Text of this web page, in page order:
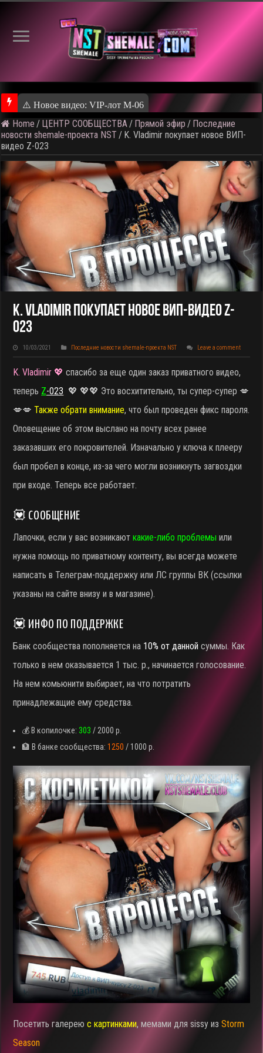
⚠️ Новое видео: VIP-лот M-06
Home / ЦЕНТР СООБЩЕСТВА / Прямой эфир / Последние
новости shemale-проекта NST / K. Vladimir покупает новое ВИП-
видео Z-023
K. Vladimir Покупает Новое ВИП-Видео Z-
023
10/03/2021 Последние новости shemale-проекта NST Leave a comment
K. Vladimir 💖спасибо за еще один заказ приватного видео,
теперь Z-023 💖 💖💖 Это восхитительно, ты супер-супер 💋
💋💋 Также обрати внимание, что был проведен фикс пароля.
Оповещение об этом выслано на почту всех ранее
заказавших его покровителей. Изначально у ключа к плееру
был пробел в конце, из-за чего могли возникнуть загвоздки
при входе. Теперь все работает.
💟 СООБЩЕНИЕ
Лапочки, если у вас возникают какие-либо проблемы или
нужна помощь по приватному контенту, вы всегда можете
написать в Телеграм-поддержку или ЛС группы ВК (ссылки
указаны на сайте внизу и в магазине).
💟 ИНФО ПО ПОДДЕРЖКЕ
Банк сообщества пополняется на 10% от даннойсуммы. Как
только в нем оказывается 1 тыс. р., начинается голосование.
На нем комьюнити выбирает, на что потратить
принадлежащие ему средства.
💰 В копилочке:303/ 2000 р.
🏦 В банке сообщества:1250/ 1000 р.
Посетить галереюс картинками, мемами для sissy изStorm
Season